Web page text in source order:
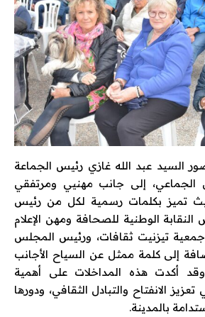
السيد عبد الله غازي رئيس الجماعة
إلى جانب مهنيي ومرتفقي
تميز بكلمات رسمية لكل من رئيس
الوطنية للصحافة ومهن الإعلام
تيزنيت ثقافات، ورئيس المجلس
إلى كلمة ممثل عن السياح الأجانب
وقد أكدت هذه المداخلات على أهمية
تعزيز الانفتاح والتبادل الثقافي، ودورها
بالمدينة.